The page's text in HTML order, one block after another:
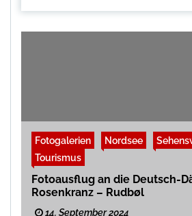
Fotogalerien Nordsee
Tourismus
Fotoausflug an die Deutsch-
Rosenkranz – Rudbøl
14. September 2024